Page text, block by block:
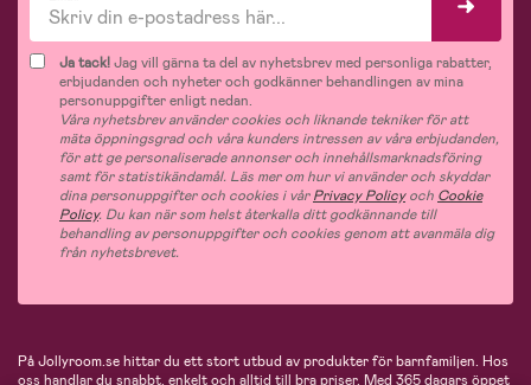
Ja tack!Jag vill gärna ta del av nyhetsbrev med personliga rabatter,
erbjudanden och nyheter och godkänner behandlingen av mina
personuppgifter enligt nedan.
Våra nyhetsbrev använder cookies och liknande tekniker för att
mäta öppningsgrad och våra kunders intressen av våra erbjudanden,
för att ge personaliserade annonser och innehållsmarknadsföring
samt för statistikändamål. Läs mer om hur vi använder och skyddar
dina personuppgifter och cookies i vårPrivacy Policyoch Cookie
Policy. Du kan när som helst återkalla ditt godkännande till
behandling av personuppgifter och cookies genom att avanmäla dig
från nyhetsbrevet.
På Jollyroom.se hittar du ett stort utbud av produkter för barnfamiljen. Hos
oss handlar du snabbt, enkelt och alltid till bra priser. Med 365 dagars öppet